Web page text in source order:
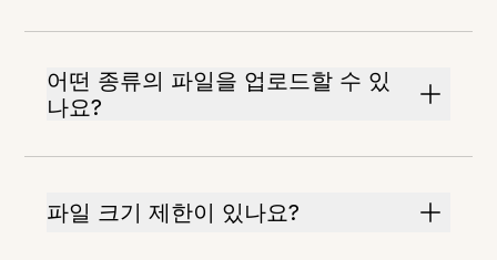
어떤 종류의 파일을 업로드할 수 있
나요?
파일 크기 제한이 있나요?